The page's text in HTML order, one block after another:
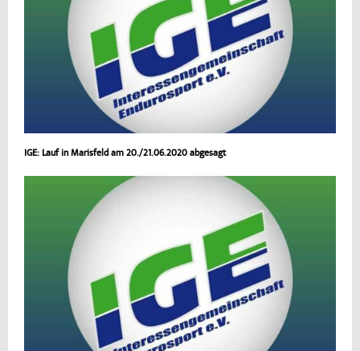
IGE: Lauf in Marisfeld am 20./21.06.2020 abgesagt